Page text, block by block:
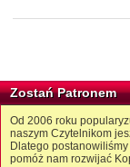
Zostań Patronem
Od 2006 roku
naszym Czytelnikom
Dlatego
pomóż nam rozwijać